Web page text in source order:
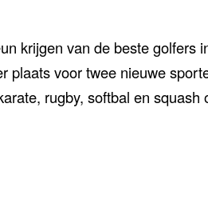
krijgen van de beste golfers
plaats voor twee nieuwe
rugby, softbal en squash